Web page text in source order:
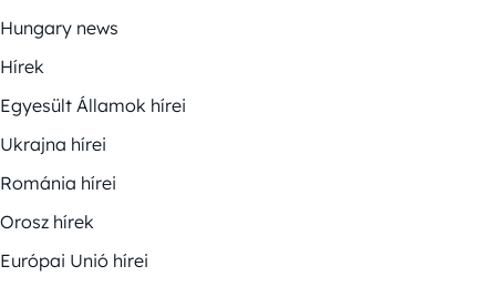
Hungary news
Hírek
Egyesült Államok hírei
Ukrajna hírei
Románia hírei
Orosz hírek
Európai Unió hírei